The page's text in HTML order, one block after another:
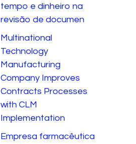
tempo e dinheiro na
revisão de documen
Multinational
Technology
Manufacturing
Company Improves
Contracts Processes
with CLM
Implementation
Empresa farmacêutica